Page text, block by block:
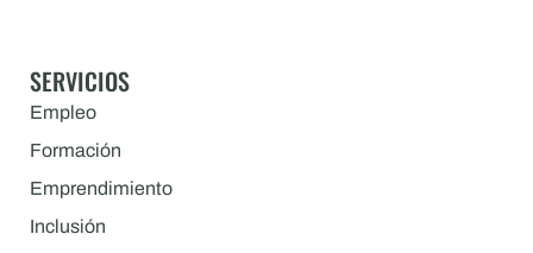
SERVICIOS
Empleo
Formación
Emprendimiento
Inclusión